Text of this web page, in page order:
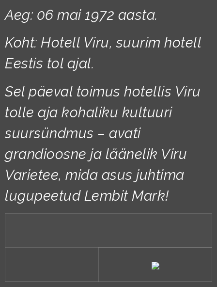
Aeg: 06 mai 1972 aasta.
Koht: Hotell Viru, suurim hotell
Eestis tol ajal.
Sel päeval toimus hotellis Viru
tolle aja kohaliku kultuuri
suursündmus – avati
grandioosne ja läänelik Viru
Varietee, mida asus juhtima
lugupeetud Lembit Mark!